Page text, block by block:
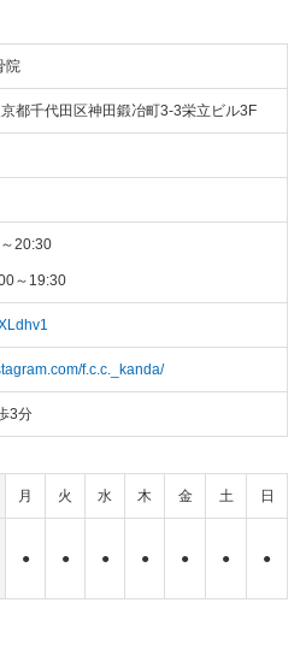
院
都千代田区神田鍛冶町3-3栄立ビル3F
20:30
～19:30
f.c.c._kanda/
3分
月 火 水 木 金 土 日
● ● ● ● ● ● ●